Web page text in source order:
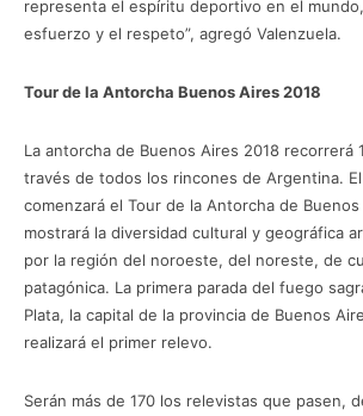
representa el espíritu deportivo en el
esfuerzo y el respeto”, agregó Valenzuela.
Tour de la Antorcha Buenos Aires 2018
La antorcha de Buenos Aires 2018 recorrerá
través de todos los rincones de Argentina.
comenzará el Tour de la Antorcha de
mostrará la diversidad cultural y geográfica
por la región del noroeste, del noreste, de
patagónica. La primera parada del fuego
Plata, la capital de la provincia de Buenos
realizará el primer relevo.
Serán más de 170 los relevistas que pasen,